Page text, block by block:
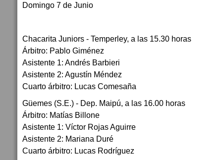
Domingo 7 de Junio
Chacarita Juniors - Temperley, a las 15.30 horas
Árbitro: Pablo Giménez
Asistente 1: Andrés Barbieri
Asistente 2: Agustín Méndez
Cuarto árbitro: Lucas Comesaña
Güemes (S.E.) - Dep. Maipú, a las 16.00 horas
Árbitro: Matías Billone
Asistente 1: Víctor Rojas Aguirre
Asistente 2: Mariana Duré
Cuarto árbitro: Lucas Rodríguez